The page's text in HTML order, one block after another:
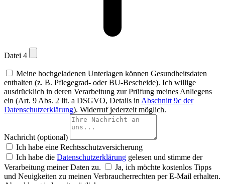
Datei 4
Meine hochgeladenen Unterlagen können Gesundheitsdaten
enthalten (z. B. Pflegegrad- oder BU-Bescheide). Ich willige
ausdrücklich in deren Verarbeitung zur Prüfung meines Anliegens
ein (Art. 9 Abs. 2 lit. a DSGVO, Details in Abschnitt 9c der
Datenschutzerklärung). Widerruf jederzeit möglich.
Nachricht (optional)
Ich habe eine Rechtsschutzversicherung
Ich habe die Datenschutzerklärung gelesen und stimme der
Verarbeitung meiner Daten zu.
Ja, ich möchte kostenlos Tipps
und Neuigkeiten zu meinen Verbraucherrechten per E-Mail erhalten.